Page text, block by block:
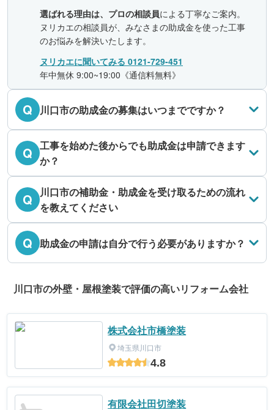
選ばれる理由は、プロの相談員による丁寧なご案内。
ヌリカエの相談員が、みなさまの助成金を使った工事
のお悩みを解決いたします。
ヌリカエに聞いてみる 0121-729-451
年中無休 9:00~19:00《通信料無料》
Q 川口市の助成金の募集はいつまでですか？
Q 工事を始めた後からでも助成金は申請できます
か？
Q
川口市の補助金・助成金を受け取るための流れ
を教えてください
Q 助成金の申請は自分で行う必要がありますか？
川口市の外壁・屋根塗装で評価の高いリフォーム会社
株式会社市橋塗装
埼玉県川口市
4.8
有限会社田切塗装